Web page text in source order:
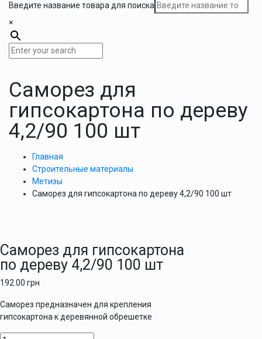
Введите название товара для поиска
×
Саморез для
гипсокартона по дереву
4,2/90 100 шт
Главная
Строительные материалы
Метизы
Саморез для гипсокартона по дереву 4,2/90 100 шт
Саморез для гипсокартона
по дереву 4,2/90 100 шт
192.00 грн
Саморез предназначен для крепления
гипсокартона к деревянной обрешетке